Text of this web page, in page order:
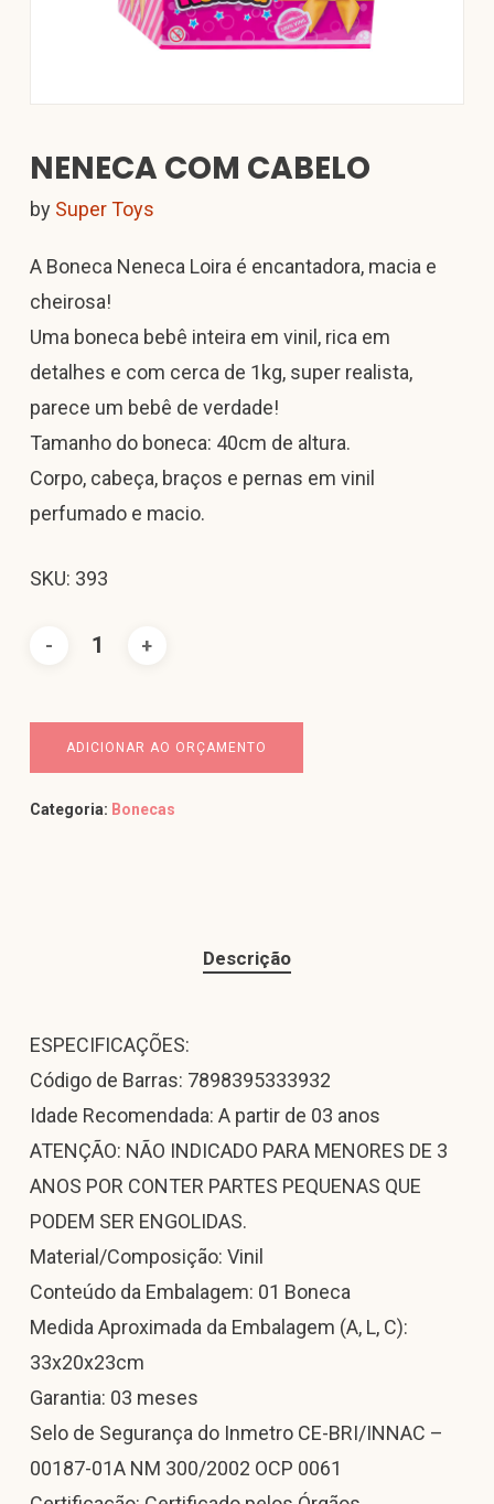
NENECA COM CABELO
by Super Toys
A Boneca Neneca Loira é encantadora, macia e
cheirosa!
Uma boneca bebê inteira em vinil, rica em
detalhes e com cerca de 1kg, super realista,
parece um bebê de verdade!
Tamanho do boneca: 40cm de altura.
Corpo, cabeça, braços e pernas em vinil
perfumado e macio.
SKU: 393
ADICIONAR AO ORÇAMENTO
Categoria: Bonecas
Descrição
ESPECIFICAÇÕES:
Código de Barras: 7898395333932
Idade Recomendada: A partir de 03 anos
ATENÇÃO: NÃO INDICADO PARA MENORES DE 3
ANOS POR CONTER PARTES PEQUENAS QUE
PODEM SER ENGOLIDAS.
Material/Composição: Vinil
Conteúdo da Embalagem: 01 Boneca
Medida Aproximada da Embalagem (A, L, C):
33x20x23cm
Garantia: 03 meses
Selo de Segurança do Inmetro CE-BRI/INNAC –
00187-01A NM 300/2002 OCP 0061